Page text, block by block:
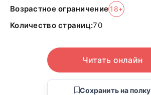
Возрастное ограничение 18+
Количество страниц:70
Читать онлайн
Сохранить на полку